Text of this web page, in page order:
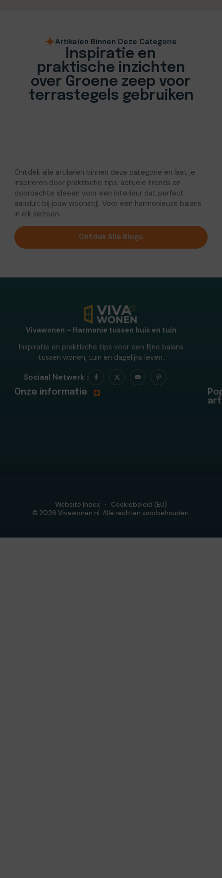
Artikelen Binnen Deze Categorie
Inspiratie en
praktische inzichten
over Groene zeep voor
terrastegels gebruiken
Ontdek alle artikelen binnen deze categorie en laat je
inspireren door praktische tips, actuele trends en
doordachte ideeën voor een interieur dat perfect
aansluit bij jouw woonstijl. Voor een harmonieuze balans
in elk seizoen.
Ontdek Alle Blogs
Vivawonen – Harmonie tussen huis en tuin
Inspiratie en praktische tips voor een fijne balans
tussen wonen, tuin en dagelijks leven.
Sociaal Netwerk :
Onze informatie
© 2026 Vivawonen.nl. Alle rechten voorbehouden.
Website Index Cookiebeleid (EU)